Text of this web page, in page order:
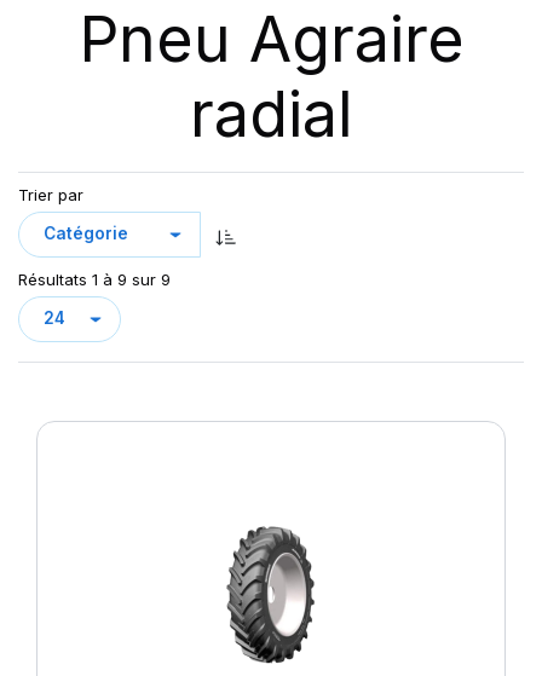
Pneu Agraire
radial
Trier par
Résultats 1 à 9 sur 9